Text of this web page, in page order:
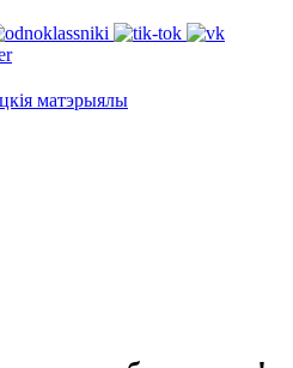
матэрыялы